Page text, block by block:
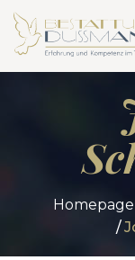
Homepage